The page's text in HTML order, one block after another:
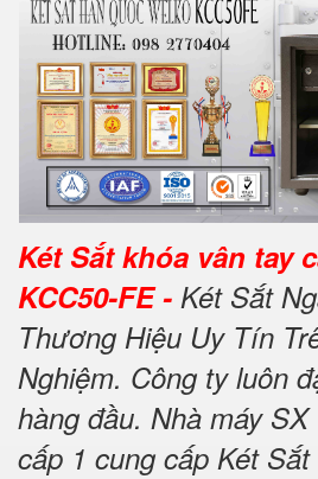
Két Sắt khóa vân tay
KCC50-FE - Két Sắt
Thương Hiệu Uy Tín
Nghiệm. Công ty luôn
hàng đầu. Nhà máy
cấp 1 cung cấp Két